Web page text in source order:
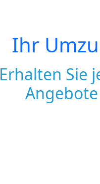
Ihr
Erhalten Sie
Angebote